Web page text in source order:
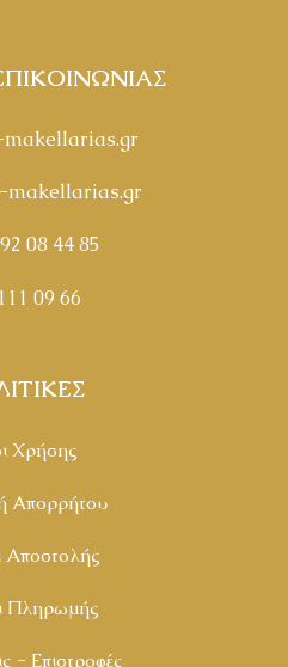
makellarias.gr
08 44 85
09 66
Χρήσης
Απορρήτου
Αποστολής
Πληρωμής
- Επιστροφές